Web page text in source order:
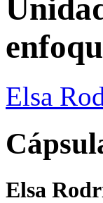
Elsa
Elsa